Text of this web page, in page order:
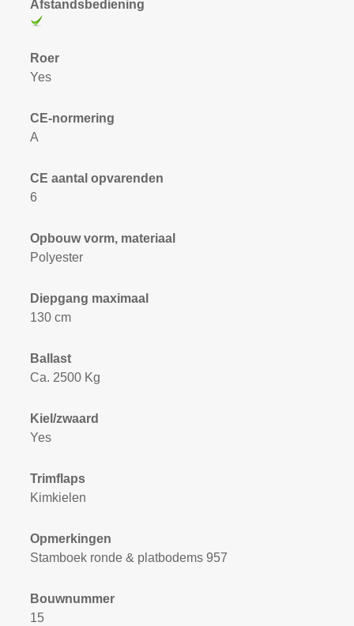
Afstandsbediening
Roer
Yes
CE-normering
A
CE aantal opvarenden
6
Opbouw vorm, materiaal
Polyester
Diepgang maximaal
130 cm
Ballast
Ca. 2500 Kg
Kiel/zwaard
Yes
Trimflaps
Kimkielen
Opmerkingen
Stamboek ronde & platbodems 957
Bouwnummer
15